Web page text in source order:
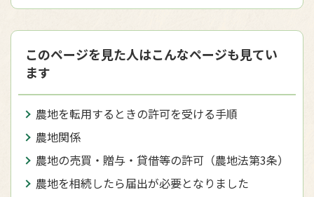
このページを見た人はこんなページも見てい
ます
農地を転用するときの許可を受ける手順
農地関係
農地の売買・贈与・貸借等の許可（農地法第3条）
農地を相続したら届出が必要となりました